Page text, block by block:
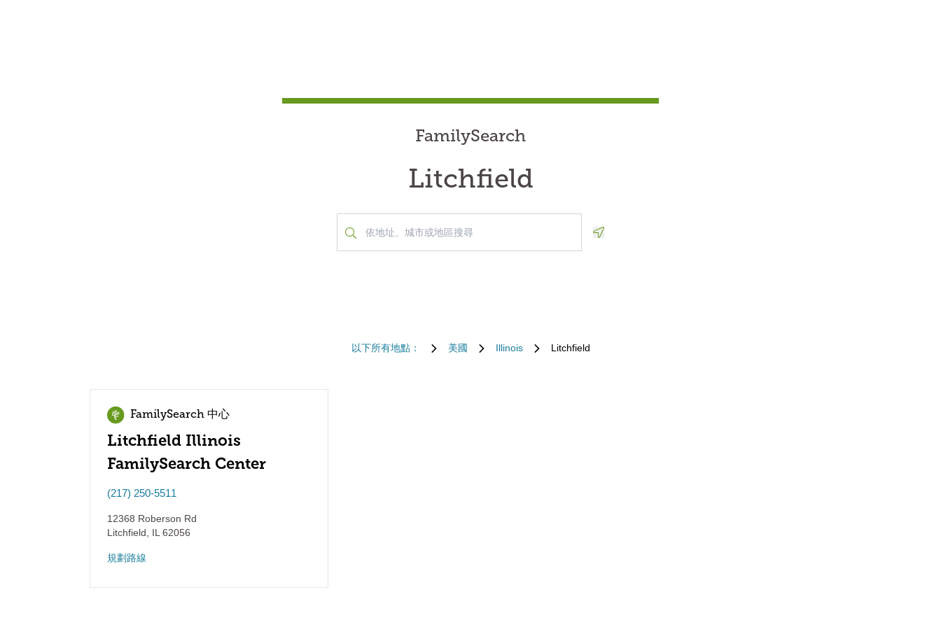
FamilySearch
Litchfield
以下所有地點： 美國 Illinois Litchfield
FamilySearch 中心
Litchfield Illinois
FamilySearch Center
(217) 250-5511
12368 Roberson Rd
Litchfield
IL 62056
規劃路線